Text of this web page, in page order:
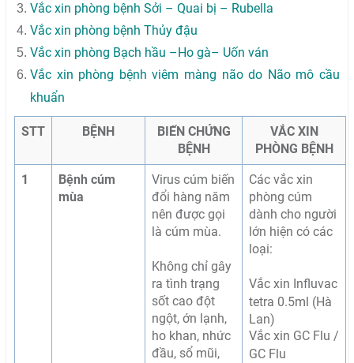
Vắc xin phòng bệnh Sởi – Quai bị – Rubella
Vắc xin phòng bệnh Thủy đậu
Vắc xin phòng Bạch hầu –Ho gà– Uốn ván
Vắc xin phòng bệnh viêm màng não do Não mô cầu
khuẩn
STT BỆNH
BIẾN CHỨNG
BỆNH
VẮC XIN
PHÒNG BỆNH
1
Bệnh cúm
mùa
Virus cúm biến
đổi hàng năm
nên được gọi
là cúm mùa.
Không chỉ gây
ra tình trạng
sốt cao đột
ngột, ớn lạnh,
ho khan, nhức
đầu, sổ mũi,
Các vắc xin
phòng cúm
dành cho người
lớn hiện có các
loại:
Vắc xin Influvac
tetra 0.5ml (Hà
Lan)
Vắc xin GC Flu /
GC Flu